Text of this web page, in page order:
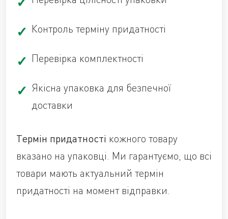
Контроль терміну придатності
Перевірка комплектності
Якісна упаковка для безпечної
доставки
Термін придатності кожного товару
вказано на упаковці. Ми гарантуємо, що всі
товари мають актуальний термін
придатності на момент відправки.